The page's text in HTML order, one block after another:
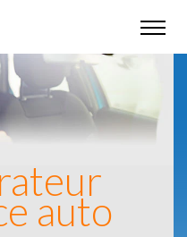
auto